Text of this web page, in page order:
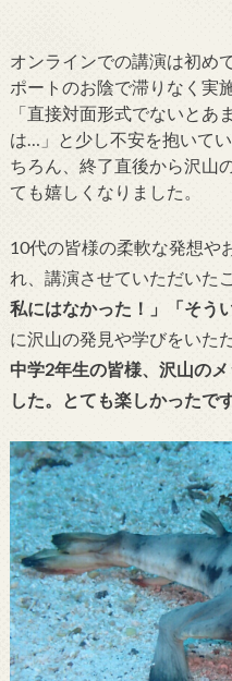
オンラインでの講演は初め
ポートのお陰で滞りなく実
「直接対面形式でないと
は…」と少し不安を抱いて
ちろん、終了直後から沢山
ても嬉しくなりました。
10代の皆様の柔軟な発想や
れ、講演させていただいた
私にはなかった！」「そう
に沢山の発見や学びをいた
中学2年生の皆様、沢山の
した。とても楽しかったで